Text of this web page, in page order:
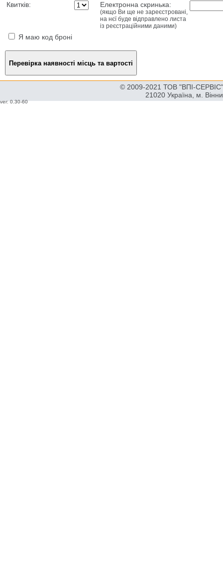
Квитків: Електронна скринька:
(якщо Ви ще не зареєстровані,
на нєї буде відправлено листа
із реєстраційними даними)
Я маю код броні
© 2009-2021 ТОВ "ВПІ-
21020 Україна, м.
ver: 0.30-60